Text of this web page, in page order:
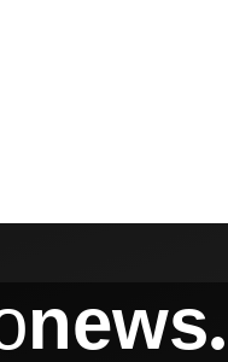
news●